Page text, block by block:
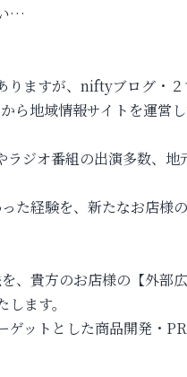
…
りますが、niftyブログ・
ら地域情報サイトを運営
ラジオ番組の出演多数、地
た経験を、新たなお店様
、貴方のお店様の【外部
ます。
ゲットとした商品開発・